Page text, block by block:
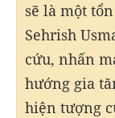
sẽ là một
Sehrish
cứu, nhấn
hướng gia
hiện tượng